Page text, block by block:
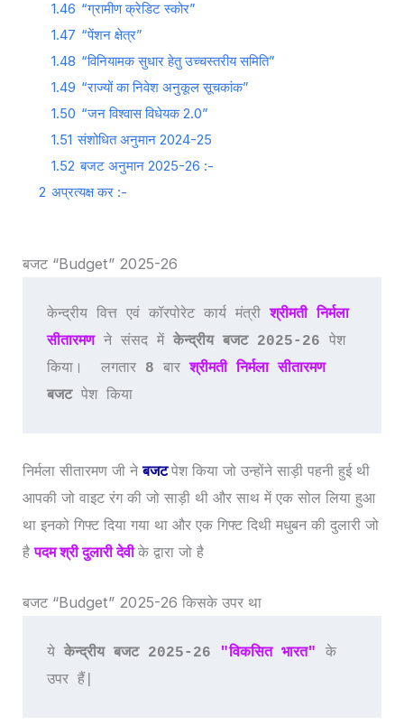
1.46 “ग्रामीण क्रेडिट स्कोर”
1.47 “पेंशन क्षेत्र”
1.48 “विनियामक सुधार हेतु उच्‍चस्‍तरीय समिति”
1.49 “राज्‍यों का निवेश अनुकूल सूचकांक”
1.50 “जन विश्‍वास विधेयक 2.0”
1.51 संशोधित अनुमान 2024-25
1.52 बजट अनुमान 2025-26 :-
2 अप्रत्यक्ष कर :-
बजट “Budget” 2025-26
केन्द्रीय वित्त एवं कॉरपोरेट कार्य मंत्री श्रीमती निर्मला
सीतारमण ने संसद में केन्द्रीय बजट 2025-26 पेश
किया।  लगतार 8 बार श्रीमती निर्मला सीतारमण
बजट पेश किया
निर्मला सीतारमण जी नेबजटपेश किया जो उन्होंने साड़ी पहनी हुई थी
आपकी जो वाइट रंग की जो साड़ी थी और साथ में एक सोल लिया हुआ
था इनको गिफ्ट दिया गया था और एक गिफ्ट दिथी मधुबन की दुलारी जो
हैपदम श्री दुलारी देवीके द्वारा जो है
बजट “Budget” 2025-26 किसके उपर था
ये केन्द्रीय बजट 2025-26 "विकसित भारत" के
उपर हैं|